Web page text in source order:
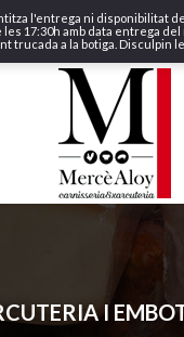
l'entrega ni disponibilitat
17:30h amb data entrega
trucada a la botiga. Disculpin
I